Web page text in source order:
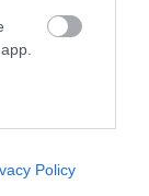
Policy